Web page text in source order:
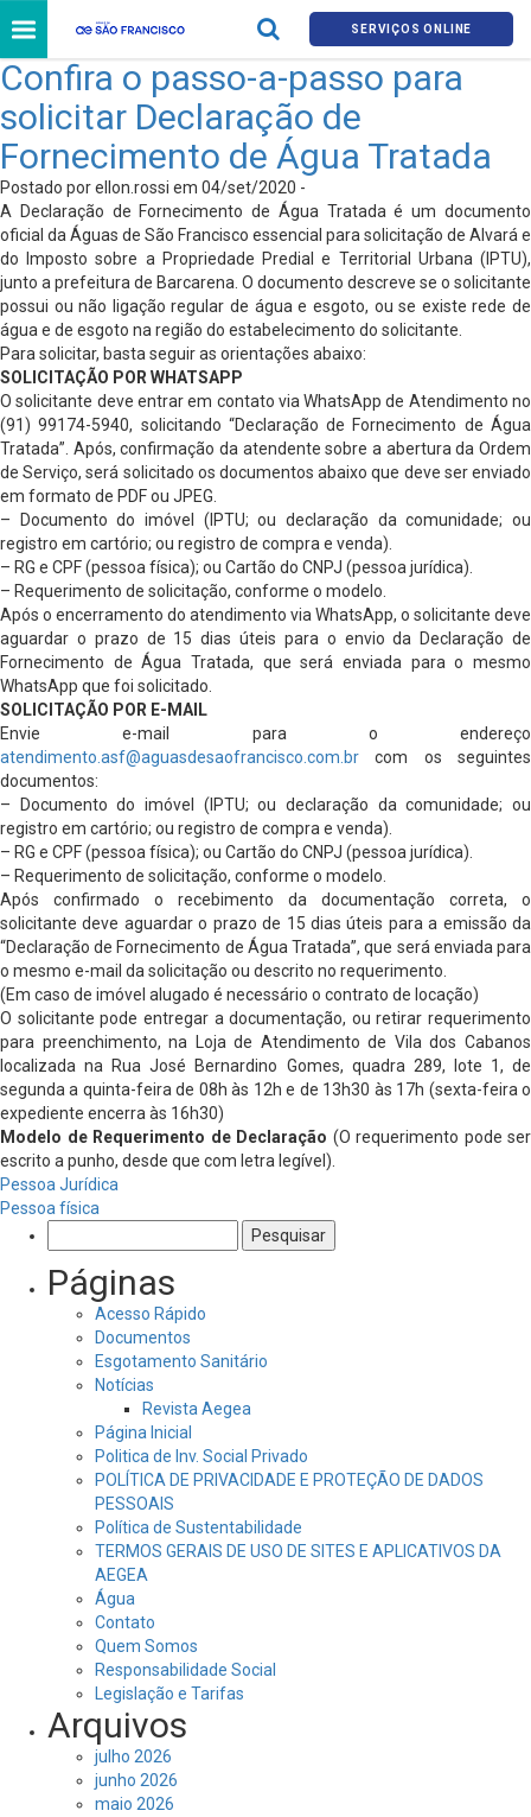
SERVIÇOS ONLINE
Confira o passo-a-passo para
solicitar Declaração de
Fornecimento de Água Tratada
Postado por ellon.rossi em 04/set/2020 -
A Declaração de Fornecimento de Água Tratada é um documento
oficial da Águas de São Francisco essencial para solicitação de Alvará e
do Imposto sobre a Propriedade Predial e Territorial Urbana (IPTU),
junto a prefeitura de Barcarena. O documento descreve se o solicitante
possui ou não ligação regular de água e esgoto, ou se existe rede de
água e de esgoto na região do estabelecimento do solicitante.
Para solicitar, basta seguir as orientações abaixo:
SOLICITAÇÃO POR WHATSAPP
O solicitante deve entrar em contato via WhatsApp de Atendimento no
(91) 99174-5940, solicitando “Declaração de Fornecimento de Água
Tratada”. Após, confirmação da atendente sobre a abertura da Ordem
de Serviço, será solicitado os documentos abaixo que deve ser enviado
em formato de PDF ou JPEG.
– Documento do imóvel (IPTU; ou declaração da comunidade; ou
registro em cartório; ou registro de compra e venda).
– RG e CPF (pessoa física); ou Cartão do CNPJ (pessoa jurídica).
– Requerimento de solicitação, conforme o modelo.
Após o encerramento do atendimento via WhatsApp, o solicitante deve
aguardar o prazo de 15 dias úteis para o envio da Declaração de
Fornecimento de Água Tratada, que será enviada para o mesmo
WhatsApp que foi solicitado.
SOLICITAÇÃO POR E-MAIL
Envie e-mail para o endereço
atendimento.asf@aguasdesaofrancisco.com.br com os seguintes
documentos:
– Documento do imóvel (IPTU; ou declaração da comunidade; ou
registro em cartório; ou registro de compra e venda).
– RG e CPF (pessoa física); ou Cartão do CNPJ (pessoa jurídica).
– Requerimento de solicitação, conforme o modelo.
Após confirmado o recebimento da documentação correta, o
solicitante deve aguardar o prazo de 15 dias úteis para a emissão da
“Declaração de Fornecimento de Água Tratada”, que será enviada para
o mesmo e-mail da solicitação ou descrito no requerimento.
(Em caso de imóvel alugado é necessário o contrato de locação)
O solicitante pode entregar a documentação, ou retirar requerimento
para preenchimento, na Loja de Atendimento de Vila dos Cabanos
localizada na Rua José Bernardino Gomes, quadra 289, lote 1, de
segunda a quinta-feira de 08h às 12h e de 13h30 às 17h (sexta-feira o
expediente encerra às 16h30)
Modelo de Requerimento de Declaração (O requerimento pode ser
escrito a punho, desde que com letra legível).
Pessoa Jurídica
Pessoa física
por:
Páginas
Acesso Rápido
Documentos
Esgotamento Sanitário
Notícias
Revista Aegea
Página Inicial
Politica de Inv. Social Privado
POLÍTICA DE PRIVACIDADE E PROTEÇÃO DE DADOS
PESSOAIS
Política de Sustentabilidade
TERMOS GERAIS DE USO DE SITES E APLICATIVOS DA
AEGEA
Água
Contato
Quem Somos
Responsabilidade Social
Legislação e Tarifas
Arquivos
julho 2026
junho 2026
maio 2026